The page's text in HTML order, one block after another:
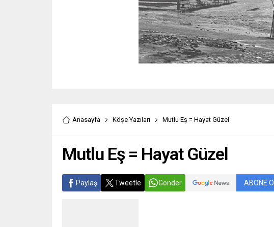
Anasayfa Köşe Yazıları Mutlu Eş = Hayat Güzel
Mutlu Eş = Hayat Güzel
Paylaş Tweetle Gönder ABONE OL